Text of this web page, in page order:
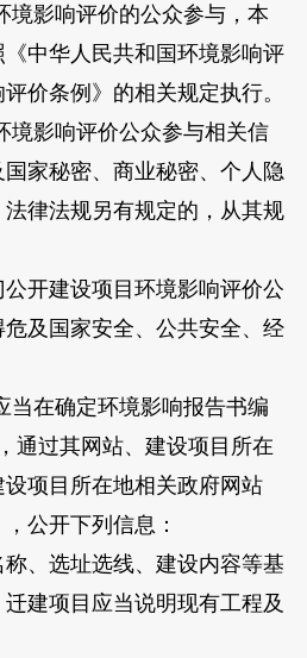
境影响评价的公众参与，本
中华人民共和国环境影响评
价条例》的相关规定执行。
境影响评价公众参与相关信
家秘密、商业秘密、个人隐
律法规另有规定的，从其规
开建设项目环境影响评价公
及国家安全、公共安全、经
当在确定环境影响报告书编
通过其网站、建设项目所在
项目所在地相关政府网站
公开下列信息：
、选址选线、建设内容等基
建项目应当说明现有工程及